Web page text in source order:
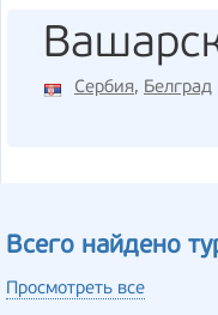
Сербия, Белград
Всего найдено
Просмотреть все